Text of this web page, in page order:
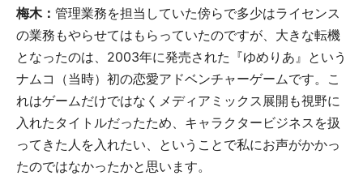
梅木： 管理業務を担当していた傍らで多少はライセンス
の業務もやらせてはもらっていたのですが、大きな転機
となったのは、2003年に発売された『ゆめりあ』という
ナムコ（当時）初の恋愛アドベンチャーゲームです。こ
れはゲームだけではなくメディアミックス展開も視野に
入れたタイトルだったため、キャラクタービジネスを扱
ってきた人を入れたい、ということで私にお声がかかっ
たのではなかったかと思います。